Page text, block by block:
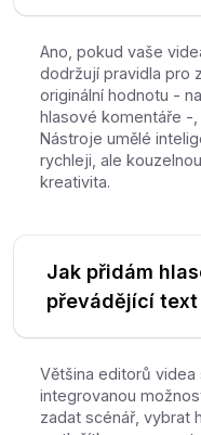
Ano, pokud vaše
dodržují pravidla pro
originální hodnotu -
hlasové komentáře -
Nástroje umělé
rychleji, ale
kreativita.
Jak přidám
převádějící text
Většina editorů videa
integrovanou
zadat scénář, vybrat